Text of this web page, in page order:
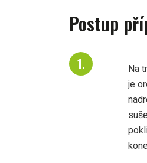
Postup
Na
je